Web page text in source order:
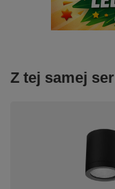
Z tej samej